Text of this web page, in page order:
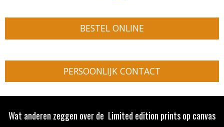
BESTEL ONLINE
PERSOONLIJK CONTACT
Wat anderen zeggen over de Limited edition prints op canvas